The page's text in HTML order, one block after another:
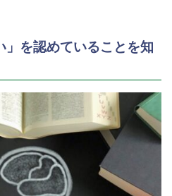
」を認めていることを知